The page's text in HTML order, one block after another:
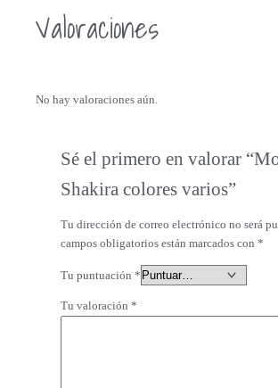
Valoraciones
No hay valoraciones aún.
Sé el primero en valorar
Shakira colores varios”
Tu dirección de correo electrónico no será
campos obligatorios están marcados con *
Tu puntuación *
Tu valoración *